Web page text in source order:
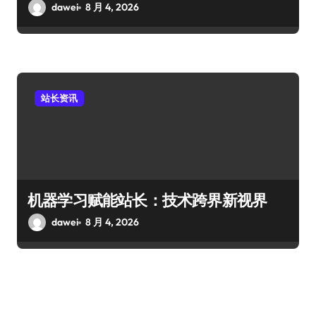
dawei 8 月 4, 2026
站长资讯
机器学习赋能站长：技术跨界新视界
dawei 8 月 4, 2026